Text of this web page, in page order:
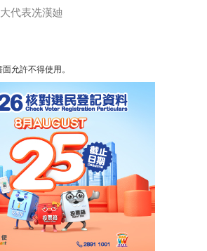
代表冼漢廸
允許不得使用。